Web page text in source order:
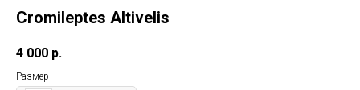
Cromileptes Altivelis
4 000 р.
Размер